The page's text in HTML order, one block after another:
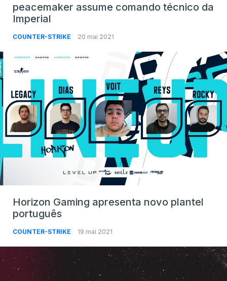
peacemaker assume comando técnico da
Imperial
COUNTER-STRIKE 20 mai 2021
Horizon Gaming apresenta novo plantel
português
COUNTER-STRIKE 19 mai 2021